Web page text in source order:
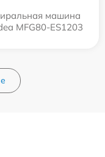
машина
MFG80-ES1203